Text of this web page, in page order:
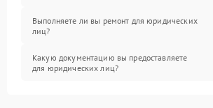
Выполняете ли вы ремонт для юридических
лиц?
Какую документацию вы предоставляете
для юридических лиц?